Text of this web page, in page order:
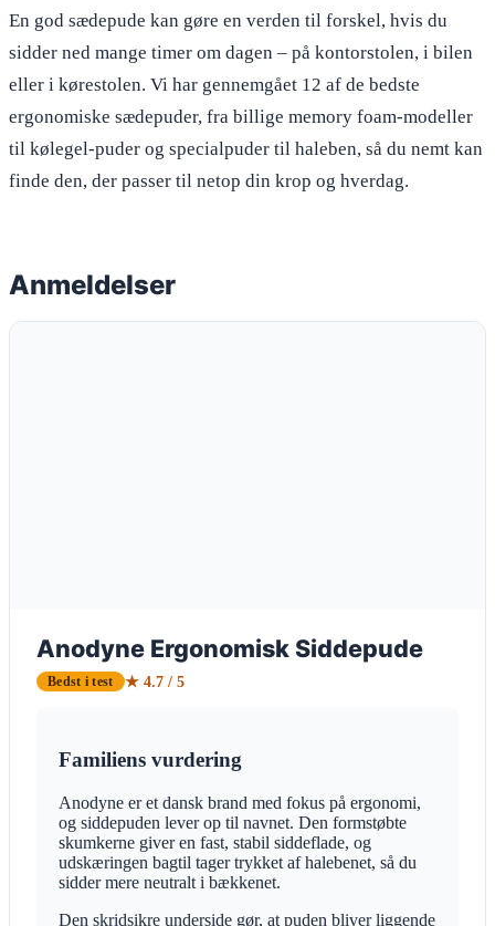
En god sædepude kan gøre en verden til forskel, hvis du
sidder ned mange timer om dagen – på kontorstolen, i bilen
eller i kørestolen. Vi har gennemgået 12 af de bedste
ergonomiske sædepuder, fra billige memory foam-modeller
til kølegel-puder og specialpuder til haleben, så du nemt kan
finde den, der passer til netop din krop og hverdag.
Anmeldelser
Anodyne Ergonomisk Siddepude
Bedst i test ★ 4.7 / 5
Familiens vurdering
Anodyne er et dansk brand med fokus på ergonomi,
og siddepuden lever op til navnet. Den formstøbte
skumkerne giver en fast, stabil siddeflade, og
udskæringen bagtil tager trykket af halebenet, så du
sidder mere neutralt i bækkenet.
Den skridsikre underside gør, at puden bliver liggende